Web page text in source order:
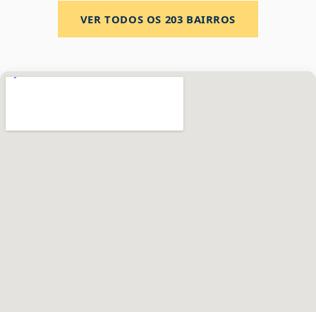
VER TODOS OS 203 BAIRROS